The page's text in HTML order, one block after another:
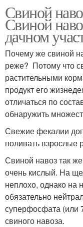
Свиной
Свиной
дачном
Почему же свиной
реже? Потому что
растительными
продукт его
отличаться по
обнаружить
Свежие фекалии
поливать взрослые
Свиной навоз так
очень кислый. На
неплохо, однако на
обязательно
суперфосфата (или
свиного навоза.